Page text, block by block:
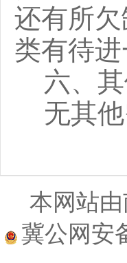
还有所
类有待
六、
无其
本网站
冀公网安